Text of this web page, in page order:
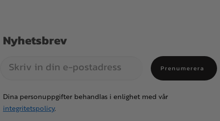
Nyhetsbrev
Prenumerera
Dina personuppgifter behandlas i enlighet med vår
integritetspolicy.